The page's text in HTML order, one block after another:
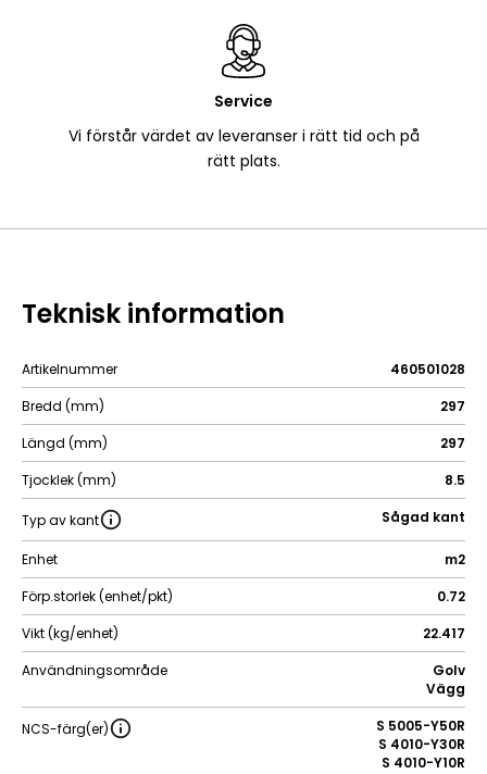
Service
Vi förstår värdet av leveranser i rätt tid och på
rätt plats.
Teknisk information
Artikelnummer
460501028
Bredd (mm)
297
Längd (mm)
297
Tjocklek (mm)
8.5
Typ av kant Sågad kant
Enhet
m2
Förp.storlek (enhet/pkt)
0.72
Vikt (kg/enhet)
22.417
Användningsområde
Golv
Vägg
NCS-färg(er)
S 5005-Y50R
S 4010-Y30R
S 4010-Y10R